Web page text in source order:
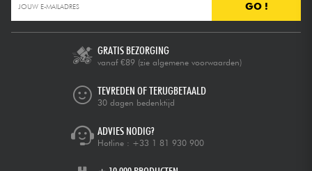
GO !
GRATIS BEZORGING
vanaf €89 (zie algemene voorwaarden)
TEVREDEN OF TERUGBETAALD
30 dagen bedenktijd
ADVIES NODIG?
Hotline : +33 1 81 930 900